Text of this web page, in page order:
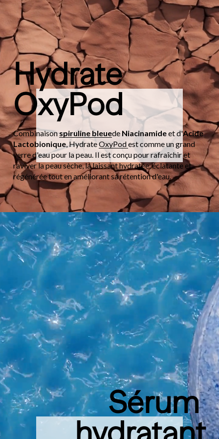
Hydrate
OxyPod
Combinaison spiruline bleuede Niacinamide et d'Acide
Lactobionique, Hydrate OxyPodest comme un grand
verre d'eau pour la peau. Il est conçu pour rafraîchir et
raviver la peau sèche, la laissant hydratée, éclatante et
régénérée tout en améliorant sa rétention d'eau.
Sérum